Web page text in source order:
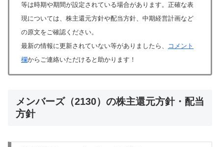
等は時期や期間が設定されている場合があります。正確な表
現については、株主還元方針や配当方針、中期経営計画など
の原文をご確認ください。
最新の情報に更新されていない等がありましたら、
コメント
欄からご連絡いただけると助かります！
メンバーズ（2130）の株主還元方針・配当
方針